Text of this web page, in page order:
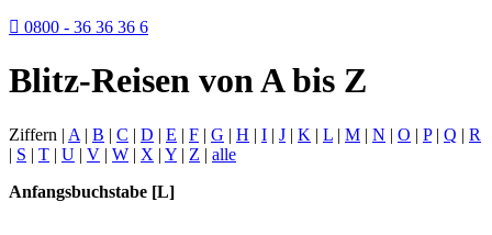
0800 - 36 36 36 6
Blitz-Reisen von A bis Z
Ziffern | A | B | C | D | E | F | G | H | I | J | K | L | M | N | O | P| Q | R
| S | T | U | V | W | X | Y | Z | alle
Anfangsbuchstabe [L]